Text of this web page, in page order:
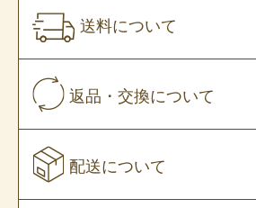
送料について
返品・交換について
配送について